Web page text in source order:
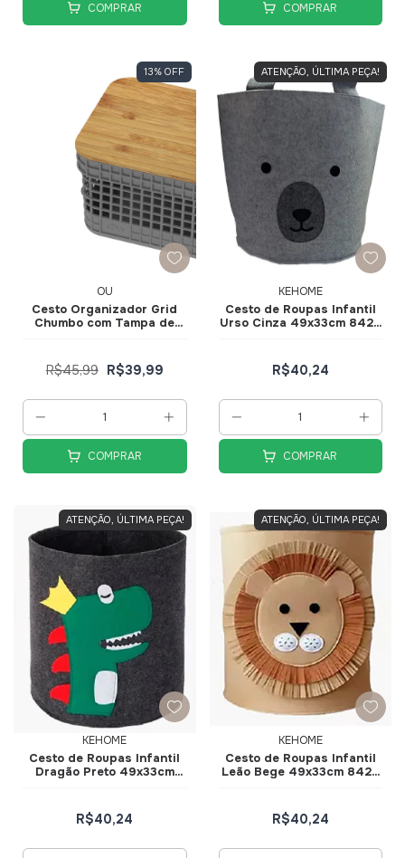
COMPRAR COMPRAR
13% OFF
OU
Cesto Organizador Grid
Chumbo com Tampa de
R$45,99 R$39,99
COMPRAR
ATENÇÃO, ÚLTIMA PEÇA!
KEHOME
Cesto de Roupas Infantil
Urso Cinza 49x33cm 8429
R$40,24
COMPRAR
ATENÇÃO, ÚLTIMA PEÇA!
KEHOME
Cesto de Roupas Infantil
Dragão Preto 49x33cm
R$40,24
ATENÇÃO, ÚLTIMA PEÇA!
KEHOME
Cesto de Roupas Infantil
Leão Bege 49x33cm 8429
R$40,24